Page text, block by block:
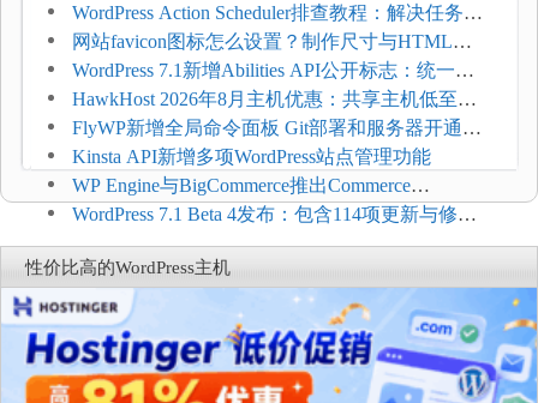
WordPress Action Scheduler排查教程：解决任务积
压和订单延迟
网站favicon图标怎么设置？制作尺寸与HTML添
加方法
WordPress 7.1新增Abilities API公开标志：统一支
持REST API、MCP与AI代理
HawkHost 2026年8月主机优惠：共享主机低至
$2.61/月，高性能主机同步折扣
FlyWP新增全局命令面板 Git部署和服务器开通更
方便
Kinsta API新增多项WordPress站点管理功能
WP Engine与BigCommerce推出Commerce
Connect：WordPress商店可保留前台体验并扩展电
商能力
WordPress 7.1 Beta 4发布：包含114项更新与修
复，仅建议在测试环境体验
性价比高的WordPress主机